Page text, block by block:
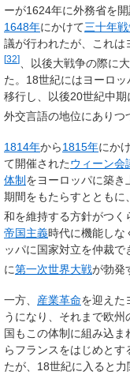
ーが1624年に外務省を
1648年にかけて三十年
議が行われたが、これは
[32]
、以後大戦争の際に
た。18世紀にはヨーロ
移行し、以後20世紀中期
外交言語の地位にありつ
1814年から1815年にか
て開催されたウィーン会
体制 をヨーロッパに築き
期間をもたらすととも
和を維持する方針がつく
帝国主義時代に機能しな
ッパに国家対立を仲裁で
に第一次世界大戦が勃発
一方、 産業革命を迎えた
うになり、それまで欧
国もこの体制に組み込ま
らフランスをはじめとす
たが、18世紀に入ると